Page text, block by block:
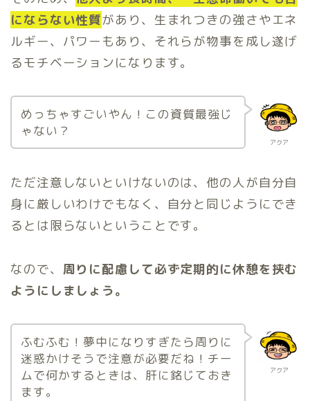
にならない性質があり、生まれつきの強さやエネ
ルギー、パワーもあり、それらが物事を成し遂げ
るモチベーションになります。
アクア
めっちゃすごいやん！この資質最強じ
ゃない？
ただ注意しないといけないのは、他の人が自分自
身に厳しいわけでもなく、自分と同じようにでき
るとは限らないということです。
なので、 周りに配慮して必ず定期的に休憩を挟む
ようにしましょう。
アクア
ふむふむ！夢中になりすぎたら周りに
迷惑かけそうで注意が必要だね！チー
ムで何かするときは、肝に銘じておき
ます。